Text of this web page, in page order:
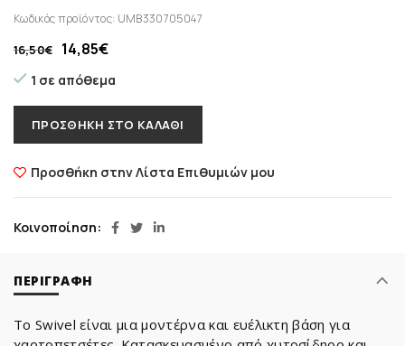
Κωδικός προϊόντος: UMB330705047
16,50€ 14,85€
1 σε απόθεμα
ΠΡΟΣΘΉΚΗ ΣΤΟ ΚΑΛΆΘΙ
Προσθήκη στην Λίστα Επιθυμιών μου
Κοινοποίηση
ΠΕΡΙΓΡΑΦΉ
Το Swivel είναι μια μοντέρνα και ευέλικτη βάση για